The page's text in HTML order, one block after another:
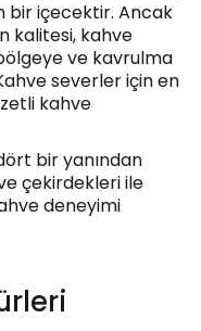
bir içecektir. Ancak
kalitesi, kahve
ve kavrulma
severler için en
kahve
bir yanından
çekirdekleri ile
deneyimi